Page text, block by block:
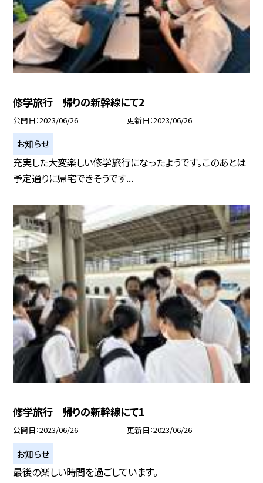
修学旅行 帰りの新幹線にて2
公開日 2023/06/26 更新日 2023/06/26
お知らせ
充実した大変楽しい修学旅行になったようです。このあとは
予定通りに帰宅できそうです...
修学旅行 帰りの新幹線にて1
公開日 2023/06/26 更新日 2023/06/26
お知らせ
最後の楽しい時間を過ごしています。